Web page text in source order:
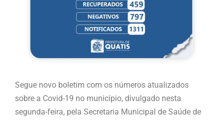
Segue novo boletim com os números atualizados
sobre a Covid-19 no município, divulgado nesta
segunda-feira, pela Secretaria Municipal de Saúde de